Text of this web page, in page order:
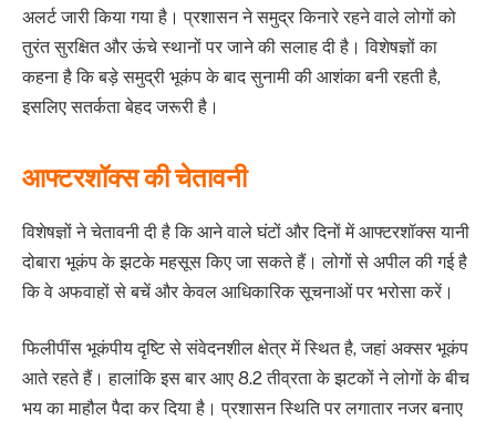
अलर्ट जारी किया गया है। प्रशासन ने समुद्र किनारे रहने वाले लोगों को
तुरंत सुरक्षित और ऊंचे स्थानों पर जाने की सलाह दी है। विशेषज्ञों का
कहना है कि बड़े समुद्री भूकंप के बाद सुनामी की आशंका बनी रहती है,
इसलिए सतर्कता बेहद जरूरी है।
आफ्टरशॉक्स की चेतावनी
विशेषज्ञों ने चेतावनी दी है कि आने वाले घंटों और दिनों में आफ्टरशॉक्स यानी
दोबारा भूकंप के झटके महसूस किए जा सकते हैं। लोगों से अपील की गई है
कि वे अफवाहों से बचें और केवल आधिकारिक सूचनाओं पर भरोसा करें।
फिलीपींस भूकंपीय दृष्टि से संवेदनशील क्षेत्र में स्थित है, जहां अक्सर भूकंप
आते रहते हैं। हालांकि इस बार आए 8.2 तीव्रता के झटकों ने लोगों के बीच
भय का माहौल पैदा कर दिया है। प्रशासन स्थिति पर लगातार नजर बनाए